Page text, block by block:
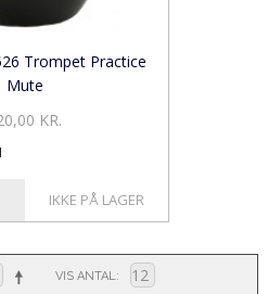
Trompet Practice
Mute
KR.
IKKE PÅ LAGER
VIS ANTAL